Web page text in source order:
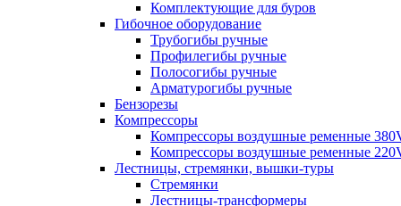
Комплектующие для буров
Гибочное оборудование
Трубогибы ручные
Профилегибы ручные
Полосогибы ручные
Арматурогибы ручные
Бензорезы
Компрессоры
Компрессоры воздушные ременные
Компрессоры воздушные ременные
Лестницы, стремянки, вышки-туры
Стремянки
Лестницы-трансформеры